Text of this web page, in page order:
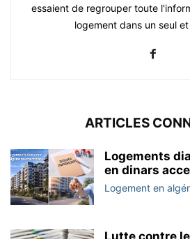
essaient de regrouper toute
logement dans un seul
ARTICLES
Logements
en dinars
Logement en
Lutte contre